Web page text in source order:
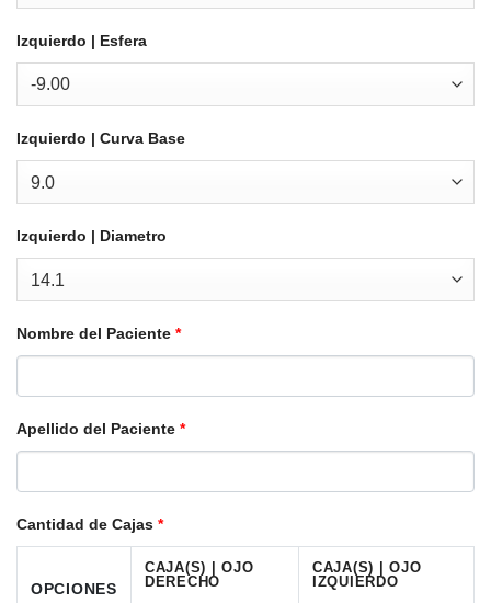
Izquierdo | Esfera
Izquierdo | Curva Base
Izquierdo | Diametro
Nombre del Paciente *
Apellido del Paciente *
Cantidad de Cajas *
OPCIONES
CAJA(S) | OJO
DERECHO
CAJA(S) | OJO
IZQUIERDO